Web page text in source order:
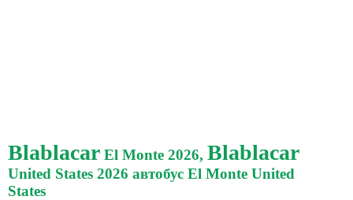
Blablacar El Monte 2026, Blablacar
United States 2026 автобус El Monte United
States